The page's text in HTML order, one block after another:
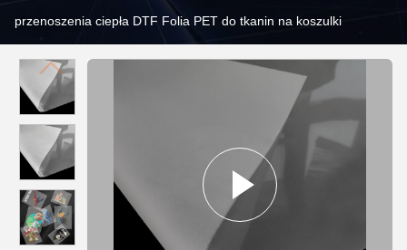
przenoszenia ciepła DTF Folia PET do tkanin na koszulki